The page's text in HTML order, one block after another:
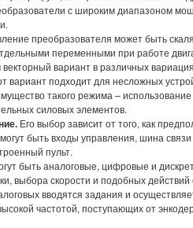
с широким диапазоном
преобразователя может быть
переменными при работе
вариант в различных
вариант подходит для несложных
такого режима –
силовых элементов.
Его выбор зависит от того, как
быть входы управления, шина
пульт.
быть аналоговые, цифровые и
выбора скорости и подобных
вводятся задания и
частотой, поступающих от